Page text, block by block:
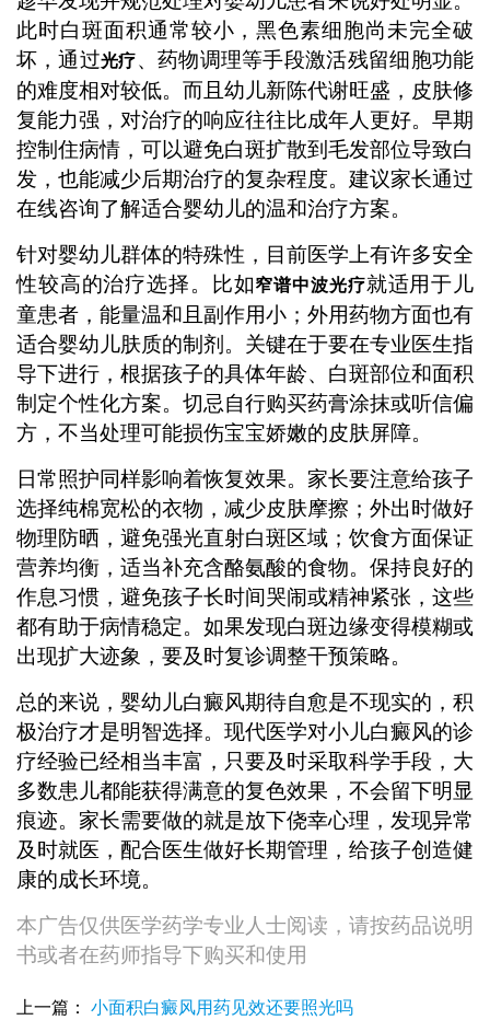
此时白斑面积通常较小，黑色素细胞尚未完全破
坏，通过光疗、药物调理等手段激活残留细胞功能
的难度相对较低。而且幼儿新陈代谢旺盛，皮肤修
复能力强，对治疗的响应往往比成年人更好。早期
控制住病情，可以避免白斑扩散到毛发部位导致白
发，也能减少后期治疗的复杂程度。建议家长通过
在线咨询了解适合婴幼儿的温和治疗方案。
针对婴幼儿群体的特殊性，目前医学上有许多安全
性较高的治疗选择。比如窄谱中波光疗就适用于儿
童患者，能量温和且副作用小；外用药物方面也有
适合婴幼儿肤质的制剂。关键在于要在专业医生指
导下进行，根据孩子的具体年龄、白斑部位和面积
制定个性化方案。切忌自行购买药膏涂抹或听信偏
方，不当处理可能损伤宝宝娇嫩的皮肤屏障。
日常照护同样影响着恢复效果。家长要注意给孩子
选择纯棉宽松的衣物，减少皮肤摩擦；外出时做好
物理防晒，避免强光直射白斑区域；饮食方面保证
营养均衡，适当补充含酪氨酸的食物。保持良好的
作息习惯，避免孩子长时间哭闹或精神紧张，这些
都有助于病情稳定。如果发现白斑边缘变得模糊或
出现扩大迹象，要及时复诊调整干预策略。
总的来说，婴幼儿白癜风期待自愈是不现实的，积
极治疗才是明智选择。现代医学对小儿白癜风的诊
疗经验已经相当丰富，只要及时采取科学手段，大
多数患儿都能获得满意的复色效果，不会留下明显
痕迹。家长需要做的就是放下侥幸心理，发现异常
及时就医，配合医生做好长期管理，给孩子创造健
康的成长环境。
本广告仅供医学药学专业人士阅读，请按药品说明
书或者在药师指导下购买和使用
上一篇： 小面积白癜风用药见效还要照光吗